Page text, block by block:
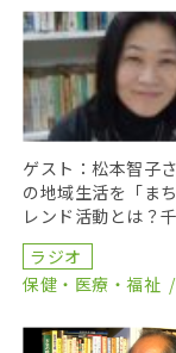
ゲスト：松本智子
の地域生活を「ま
レンド活動とは？
取り組みについて
ラジオ
保健・医療・福祉